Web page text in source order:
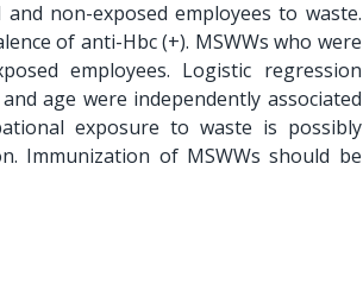
non-exposed employees to waste.
of anti-Hbc (+). MSWWs who were
employees. Logistic regression
age were independently associated
exposure to waste is possibly
Immunization of MSWWs should be